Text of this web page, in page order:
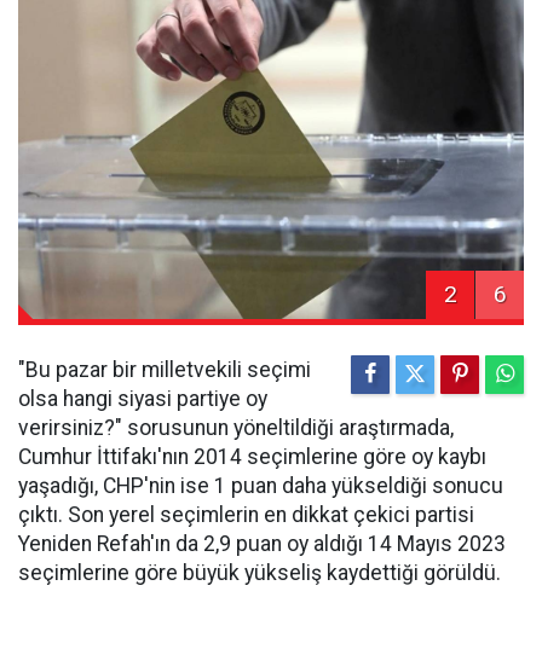
2 6
"Bu pazar bir milletvekili seçimi
olsa hangi siyasi partiye oy
verirsiniz?" sorusunun yöneltildiği araştırmada,
Cumhur İttifakı'nın 2014 seçimlerine göre oy kaybı
yaşadığı, CHP'nin ise 1 puan daha yükseldiği sonucu
çıktı. Son yerel seçimlerin en dikkat çekici partisi
Yeniden Refah'ın da 2,9 puan oy aldığı 14 Mayıs 2023
seçimlerine göre büyük yükseliş kaydettiği görüldü.